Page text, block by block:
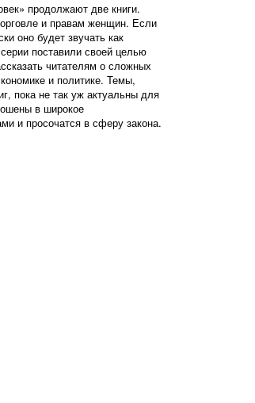
продолжают две книги.
и правам женщин. Если
оно будет звучать как
поставили своей целью
читателям о сложных
и политике. Темы,
пока не так уж актуальны для
в широкое
и просочатся в сферу закона.